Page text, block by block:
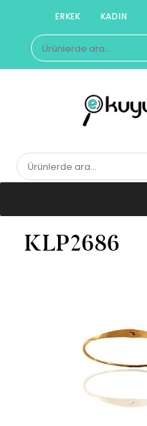
content
ERKEK KADIN
Ara:
E-
Herkesin Kuyumcusu
Ara:
KLP2686